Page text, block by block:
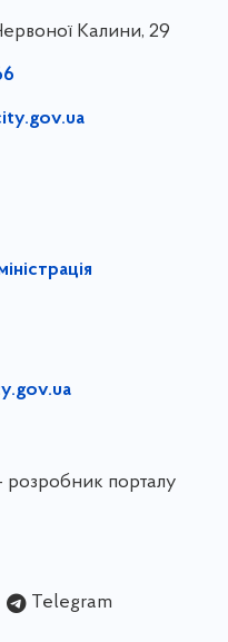
Калини, 29
розробник порталу
Telegram